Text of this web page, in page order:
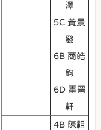
澤
5C 黃景
發
6B 商皓
鈞
6D 霍晉
軒
4B 陳祖